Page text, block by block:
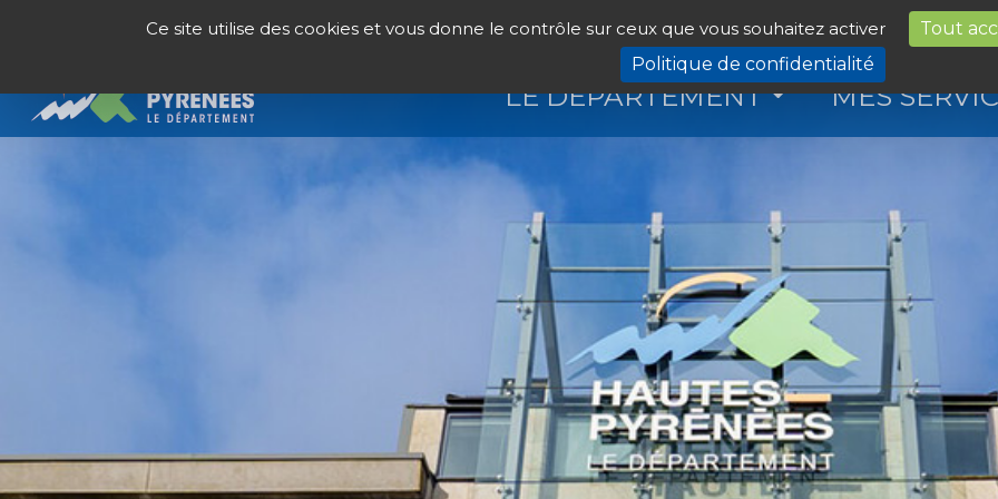
Ce site utilise des cookies et vous donne le contrôle sur ceux que vous souhaitez activer Tout
Politique de confidentialité
LE DÉPARTEMENT MES